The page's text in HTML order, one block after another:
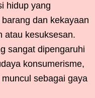
hidup yang
dan kekayaan
atau kesuksesan.
sangat dipengaruhi
konsumerisme,
sebagai gaya